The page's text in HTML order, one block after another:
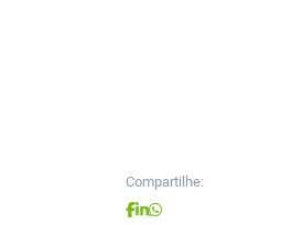
Compartilhe: